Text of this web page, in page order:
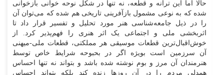
حالا اما این ترانه و قطعه، نه تنها در شکل نوحه خوانی بازخوانی
شده که به نوعی مشمول بازآفرینی تاریخی هم شده که می‌توان آن
را در ذیل جامعه‌شناسی هنر مورد تحلیل و تفسیر قرار داد تا
اثربخشی ملی و اجتماعی یک اثر هنری را فهم‌پذیر کرد. از
خوش‌اقبال‌ترین قطعات موسیقی هر مملکتی، قطعات ملی-میهنی
آن سرزمین است بویژه اگر در بحبوحه شرایط خاص توسط
هنرمندان آن مرز و بوم نوشته شده باشد و بتواند نه تنها احساس
همدلی مردم را در آن روزها زنده کند بلکه بتواند احساس